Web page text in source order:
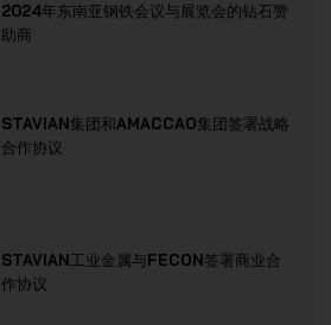
2024年东南亚钢铁会议与展览会的钻石赞
助商
STAVIAN集团和AMACCAO集团签署战略
合作协议
STAVIAN工业金属与FECON签署商业合
作协议